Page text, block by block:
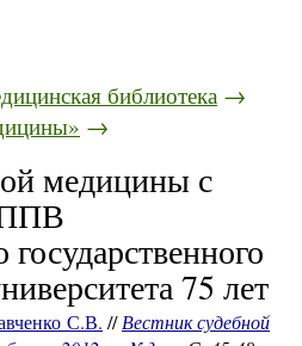
библиотека →
→
медицины с
75 лет
С.В. //Вестник судебной